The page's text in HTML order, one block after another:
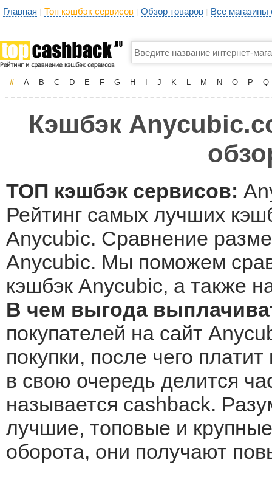
Главная | Топ кэшбэк сервисов | Обзор товаров | Все
# A B C D E F G H J K L M N O P Q
Кэшбэк
ТОП кэшбэк сервисов:
Рейтинг самых лучших
Anycubic. Сравнение
Anycubic. Мы поможем
кэшбэк Anycubic, а также
В чем выгода
покупателей на сайт
покупки, после чего
в свою очередь делится
называется cashback.
лучшие, топовые и
оборота, они получают